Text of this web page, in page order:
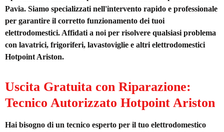
Pavia. Siamo specializzati nell'intervento rapido e professionale
per garantire il corretto funzionamento dei tuoi
elettrodomestici. Affidati a noi per risolvere qualsiasi problema
con lavatrici, frigoriferi, lavastoviglie e altri elettrodomestici
Hotpoint Ariston.
Uscita Gratuita con Riparazione:
Tecnico Autorizzato Hotpoint Ariston
Hai bisogno di un tecnico esperto per il tuo elettrodomestico